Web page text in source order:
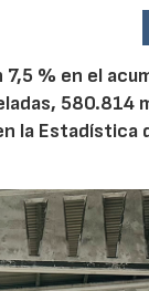
% en el
580.814
la